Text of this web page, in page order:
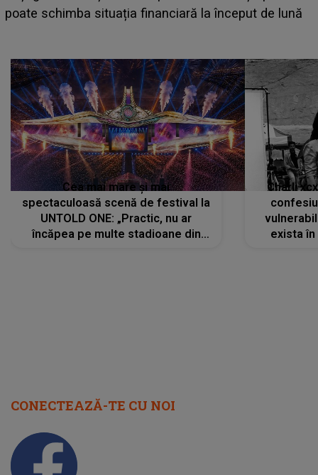
așteptate concerte pe scena principală?
Cea mai mare și mai
spectaculoasă scenă de festival la
UNTOLD ONE: „Practic, nu ar
încăpea pe multe stadioane din
Charli
exista
CONECTEAZĂ-TE CU NOI